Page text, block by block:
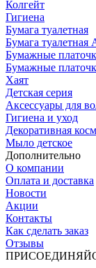
Колгейт
Гигиена
Бумага туалетная
Бумага туалетная
Бумажные
Бумажные
Хаят
Детская серия
Аксессуары для
Гигиена и уход
Декоративная
Мыло детское
Дополнительно
О компании
Оплата и доставка
Новости
Акции
Контакты
Как сделать заказ
Отзывы